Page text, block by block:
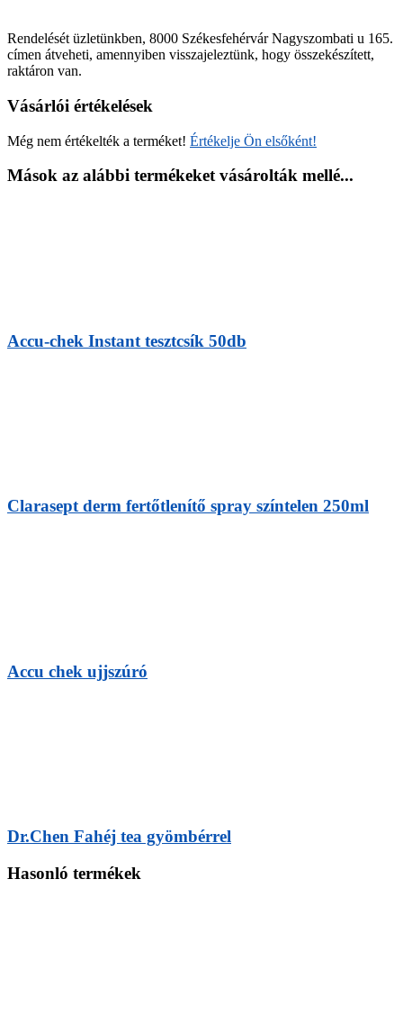
Rendelését üzletünkben, 8000 Székesfehérvár Nagyszombati u 165.
címen átveheti, amennyiben visszajeleztünk, hogy összekészített,
raktáron van.
Vásárlói értékelések
Még nem értékelték a terméket! Értékelje Ön elsőként!
Mások az alábbi termékeket vásárolták mellé...
Accu-chek Instant tesztcsík 50db
Clarasept derm fertőtlenítő spray színtelen 250ml
Accu chek ujjszúró
Dr.Chen Fahéj tea gyömbérrel
Hasonló termékek